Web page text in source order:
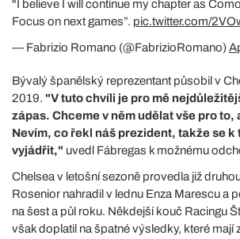
"I believe I will continue my chapter as
Focus on next games”. pic.twitter.com/
— Fabrizio Romano (@FabrizioRomano)
Bývalý španělský reprezentant působil v
2019. "V tuto chvíli je pro mě
zápas. Chceme v něm udělat vše pro to,
Nevím, co řekl náš prezident, takže se k
vyjádřit," uvedl Fábregas k možnému
Chelsea v letošní sezoně provedla již
Rosenior nahradil v lednu Enza Marescu a
na šest a půl roku. Někdejší kouč Racingu
však doplatil na špatné výsledky, které mají